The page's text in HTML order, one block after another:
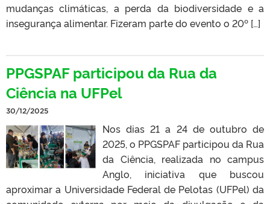
mudanças climáticas, a perda da biodiversidade e a
insegurança alimentar. Fizeram parte do evento o 20º […]
PPGSPAF participou da Rua da
Ciência na UFPel
30/12/2025
Nos dias 21 a 24 de outubro de
2025, o PPGSPAF participou da Rua
da Ciência, realizada no campus
Anglo, iniciativa que buscou
aproximar a Universidade Federal de Pelotas (UFPel) da